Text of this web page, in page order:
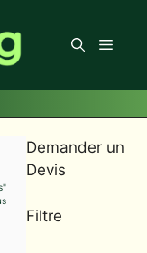
Menu
Demander un
Devis
Filtre